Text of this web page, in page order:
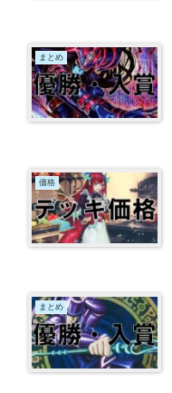
まとめ
価格
まとめ